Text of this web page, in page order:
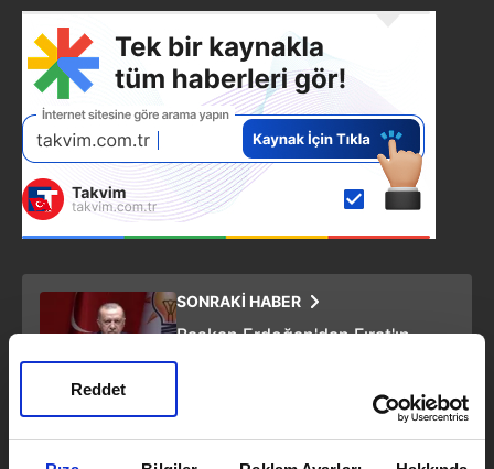
Reddet
SONRAKİ HABER
Başkan Erdoğan'dan Fırat'ın
Teslim olan teröristen İHA ve